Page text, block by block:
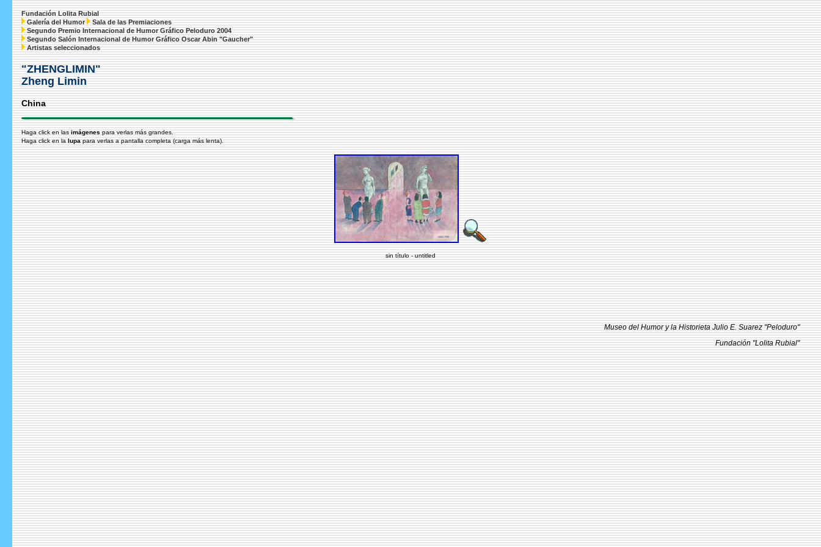
Fundación Lolita Rubial
Galería del Humor
Sala de las Premiaciones
Segundo Premio Internacional de Humor Gráfico Peloduro 2004
Segundo Salón Internacional de Humor Gráfico Oscar Abin "Gaucher"
Artistas seleccionados
"ZHENGLIMIN"
Zheng Limin
China
Haga click en las imágenes para verlas más grandes.
Haga click en la lupa para verlas a pantalla completa (carga más lenta).
sin título - untitled
Museo del Humor y la Historieta Julio E. Suarez "Peloduro"
Fundación "Lolita Rubial"